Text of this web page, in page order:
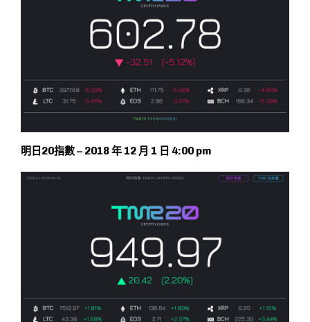
明日20指數 – 2018 年 12 月 1 日 4:00 pm